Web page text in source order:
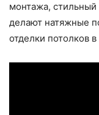
монтажа,
делают натяжные
отделки потолков